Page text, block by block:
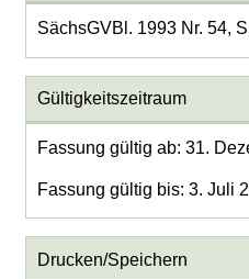
SächsGVBl. 1993 Nr. 54,
Gültigkeitszeitraum
Fassung gültig ab: 31.
Fassung gültig bis: 3. Juli
Drucken/Speichern